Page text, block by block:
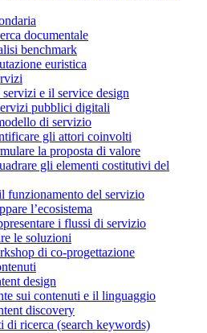
documentale
benchmark
euristica
e il service design
pubblici digitali
di servizio
gli attori coinvolti
la proposta di valore
gli elementi costitutivi del
funzionamento del servizio
l’ecosistema
i flussi di servizio
le soluzioni
di co-progettazione
design
sui contenuti e il linguaggio
discovery
di ricerca (search keywords)